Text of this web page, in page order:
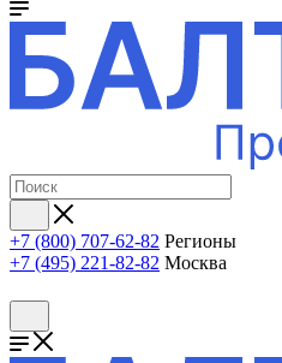
+7 (800) 707-62-82 Регионы
+7 (495) 221-82-82 Москва